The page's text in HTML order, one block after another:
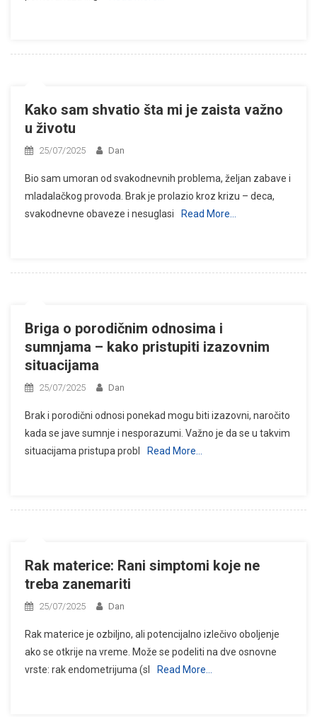
Kako sam shvatio šta mi je zaista važno
u životu
25/07/2025 Dan
Bio sam umoran od svakodnevnih problema, željan zabave i
mladalačkog provoda. Brak je prolazio kroz krizu – deca,
svakodnevne obaveze i nesuglasi
Read More…
Briga o porodičnim odnosima i
sumnjama – kako pristupiti izazovnim
situacijama
25/07/2025 Dan
Brak i porodični odnosi ponekad mogu biti izazovni, naročito
kada se jave sumnje i nesporazumi. Važno je da se u takvim
situacijama pristupa probl
Read More…
Rak materice: Rani simptomi koje ne
treba zanemariti
25/07/2025 Dan
Rak materice je ozbiljno, ali potencijalno izlečivo oboljenje
ako se otkrije na vreme. Može se podeliti na dve osnovne
vrste: rak endometrijuma (sl
Read More…